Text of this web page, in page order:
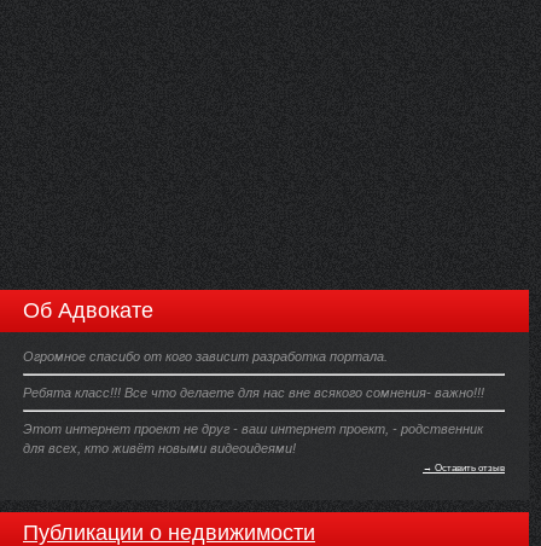
Об Адвокате
Огромное спасибо от кого зависит разработка портала.
Ребята класс!!! Все что делаете для нас вне всякого сомнения- важно!!!
Этот интернет проект не друг - ваш интернет проект, - родственник
для всех, кто живёт новыми видеоидеями!
→ Оставить отзыв
Публикации о недвижимости